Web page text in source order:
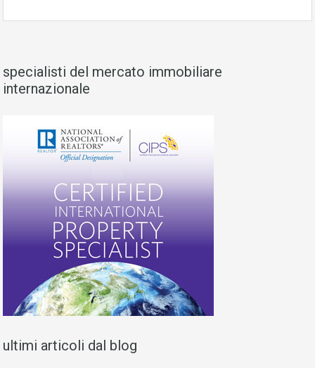
specialisti del mercato immobiliare
internazionale
ultimi articoli dal blog